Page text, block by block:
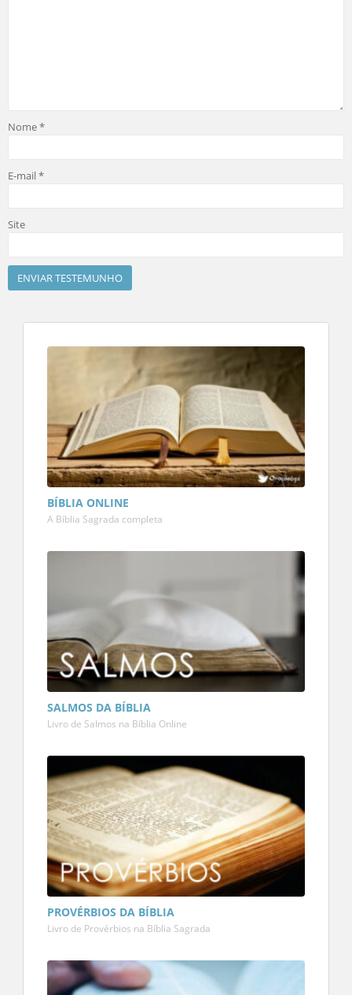
Nome*
E-mail*
Site
BÍBLIA ONLINE
A Bíblia Sagrada completa
SALMOS DA BÍBLIA
Livro de Salmos na Bíblia Online
PROVÉRBIOS DA BÍBLIA
Livro de Provérbios na Bíblia Sagrada